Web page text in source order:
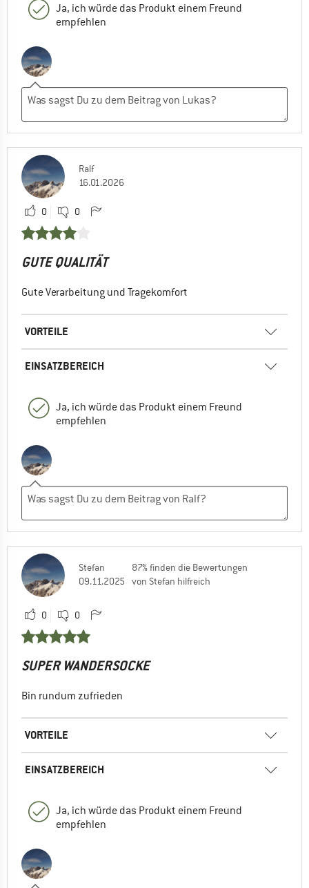
Ja, ich würde das Produkt einem Freund
empfehlen
Ralf
16.01.2026
0 0
GUTE QUALITÄT
Gute Verarbeitung und Tragekomfort
VORTEILE
EINSATZBEREICH
Ja, ich würde das Produkt einem Freund
empfehlen
Stefan
09.11.2025
87% finden die Bewertungen
von Stefan hilfreich
0 0
SUPER WANDERSOCKE
Bin rundum zufrieden
VORTEILE
EINSATZBEREICH
Ja, ich würde das Produkt einem Freund
empfehlen